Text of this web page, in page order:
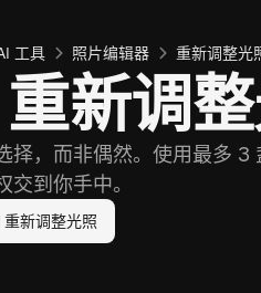
工具 照片编辑器 重新调整光
新调
择，而非偶然。使用最多
交到你手中。
重新调整光照